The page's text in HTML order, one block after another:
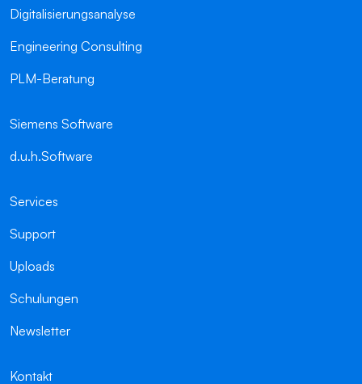
Digitalisierungsanalyse
Engineering Consulting
PLM-Beratung
Siemens Software
d.u.h.Software
Services
Support
Uploads
Schulungen
Newsletter
Kontakt